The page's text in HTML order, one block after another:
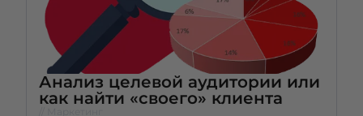
Анализ целевой аудитории или
как найти «своего» клиента